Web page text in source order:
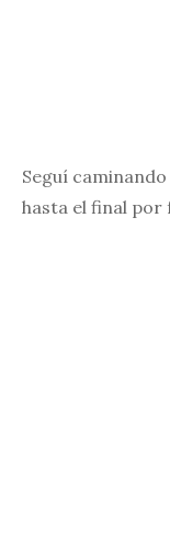
Seguí
hasta el final por